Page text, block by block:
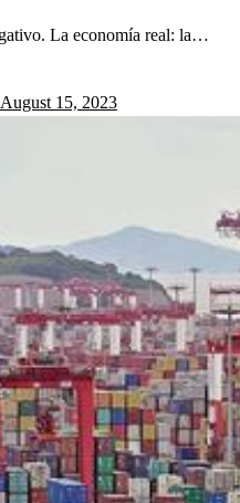
La economía real: la…
August 15, 2023